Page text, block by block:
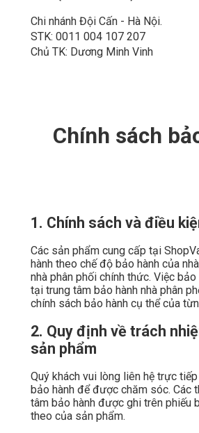
Chi nhánh Đội Cấn - Hà Nội.
STK: 0011 004 107 207
Chủ TK: Dương Minh Vinh
Chính sách
1. Chính sách và điều
Các sản phẩm cung cấp tại
hành theo chế độ bảo hành của
nhà phân phối chính thức. Việc
tại trung tâm bảo hành nhà phân
chính sách bảo hành cụ thể của
2. Quy định về trách
sản phẩm
Quý khách vui lòng liên hệ trực
bảo hành để được chăm sóc. Các
tâm bảo hành được ghi trên phiếu
theo của sản phẩm.